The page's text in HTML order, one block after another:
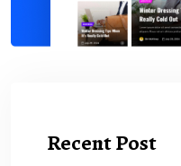
Recent Post